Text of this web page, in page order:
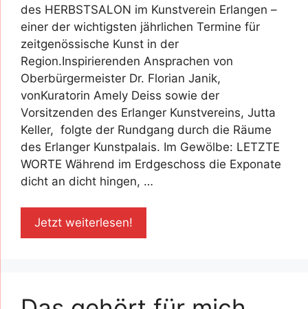
des HERBSTSALON im Kunstverein Erlangen –
einer der wichtigsten jährlichen Termine für
zeitgenössische Kunst in der
Region.Inspirierenden Ansprachen von
Oberbürgermeister Dr. Florian Janik,
vonKuratorin Amely Deiss sowie der
Vorsitzenden des Erlanger Kunstvereins, Jutta
Keller, folgte der Rundgang durch die Räume
des Erlanger Kunstpalais. Im Gewölbe: LETZTE
WORTE Während im Erdgeschoss die Exponate
dicht an dicht hingen, …
Jetzt weiterlesen!